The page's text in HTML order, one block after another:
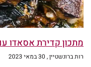
מתכון קדירת אסאדו
רות ברונשטיין 30 במאי 2023